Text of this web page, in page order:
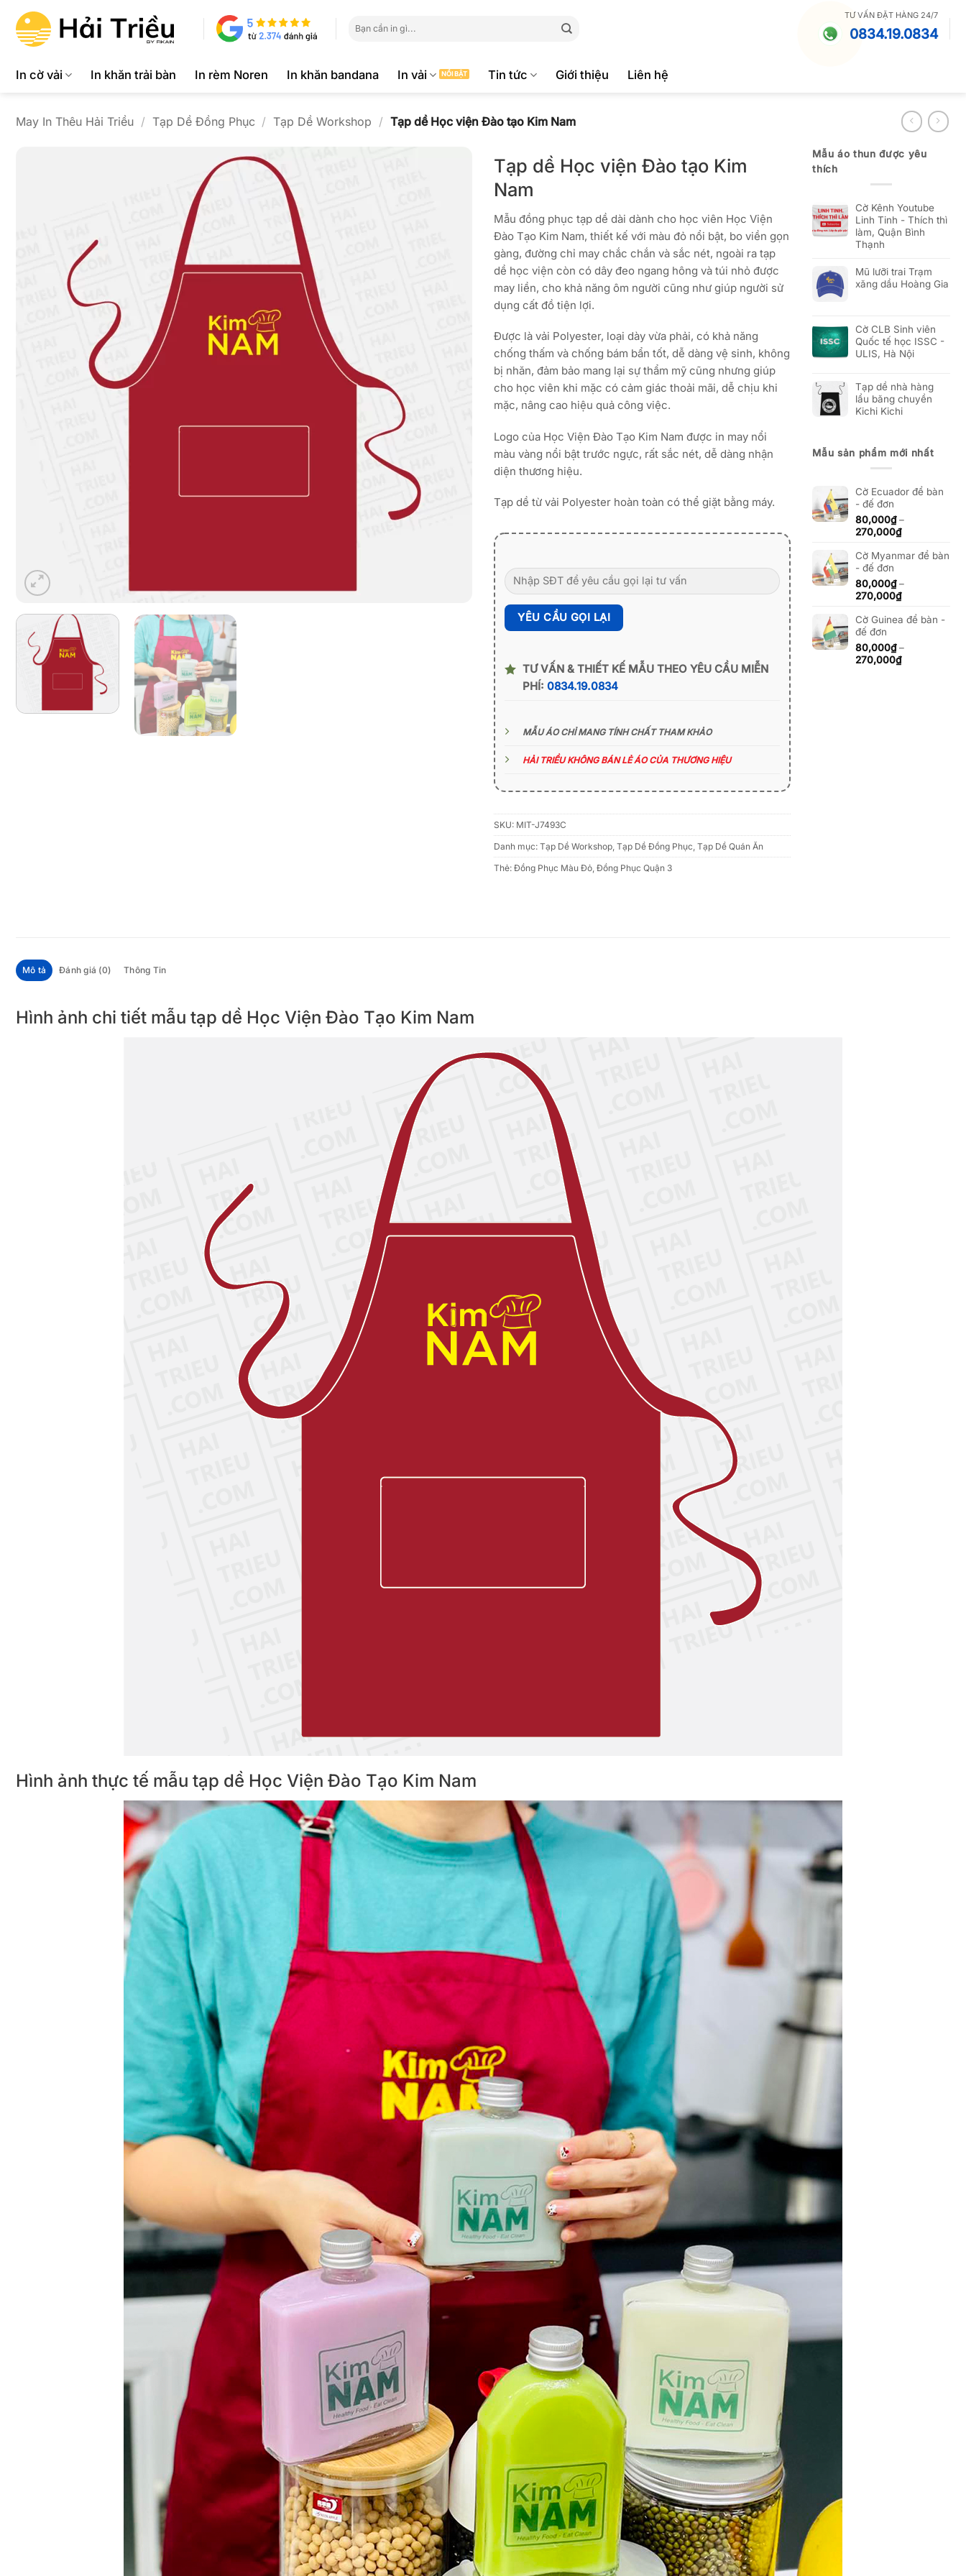
qua
kiếm:
TƯ VẤN ĐẶT HÀNG 24/7
0834.19.0834
In cờ vải In khăn trải bàn In rèm Noren In khăn bandana In vải Tin tức Giới thiệu Liên hệ
May In Thêu Hải Triều / Tạp Dề Đồng Phục / Tạp Dề Workshop / Tạp dề Học viện Đào tạo Kim Nam
Tạp dề Học viện Đào tạo Kim
Nam
Mẫu đồng phục tạp dề dài dành cho học viên Học Viện
Đào Tạo Kim Nam, thiết kế với màu đỏ nổi bật, bo viền gọn
gàng, đường chỉ may chắc chắn và sắc nét, ngoài ra tạp
dề học viện còn có dây đeo ngang hông và túi nhỏ được
may liền, cho khả năng ôm người cũng như giúp người sử
dụng cất đồ tiện lợi.
Được là vải Polyester, loại dày vừa phải, có khả năng
chống thấm và chống bám bẩn tốt, dễ dàng vệ sinh, không
bị nhăn, đảm bảo mang lại sự thẩm mỹ cũng nhưng giúp
cho học viên khi mặc có cảm giác thoải mãi, dễ chịu khi
mặc, nâng cao hiệu quả công việc.
Logo của Học Viện Đào Tạo Kim Nam được in may nổi
màu vàng nổi bật trước ngực, rất sắc nét, dễ dàng nhận
diện thương hiệu.
Tạp dề từ vải Polyester hoàn toàn có thể giặt bằng máy.
TƯ VẤN & THIẾT KẾ MẪU THEO YÊU CẦU MIỄN
PHÍ: 0834.19.0834
MẪU ÁO CHỈ MANG TÍNH CHẤT THAM KHẢO
HẢI TRIỀU KHÔNG BÁN LẺ ÁO CỦA THƯƠNG HIỆU
SKU: MIT-J7493C
Danh mục: Tạp Dề Workshop Tạp Dề Đồng Phục Tạp Dề Quán Ăn
Thẻ: Đồng Phục Màu Đỏ Đồng Phục Quận 3
Mẫu áo thun được yêu
thích
Cờ Kênh Youtube
Linh Tinh - Thích thì
làm, Quận Bình
Thạnh
Mũ lưỡi trai Trạm
xăng dầu Hoàng Gia
Cờ CLB Sinh viên
Quốc tế học ISSC -
ULIS, Hà Nội
Tạp dề nhà hàng
lẩu băng chuyền
Kichi Kichi
Mẫu sản phẩm mới nhất
Cờ Ecuador để bàn
- đế đơn
80,000₫ –
270,000₫Khoảng
từ
270,000₫
Cờ Myanmar để bàn
- đế đơn
80,000₫ –
270,000₫Khoảng
từ
270,000₫
Cờ Guinea để bàn -
đế đơn
80,000₫ –
270,000₫Khoảng
Mô tả Đánh giá (0) Thông Tin
Hình ảnh chi tiết mẫu tạp dề Học Viện Đào Tạo Kim Nam
Hình ảnh thực tế mẫu tạp dề Học Viện Đào Tạo Kim Nam